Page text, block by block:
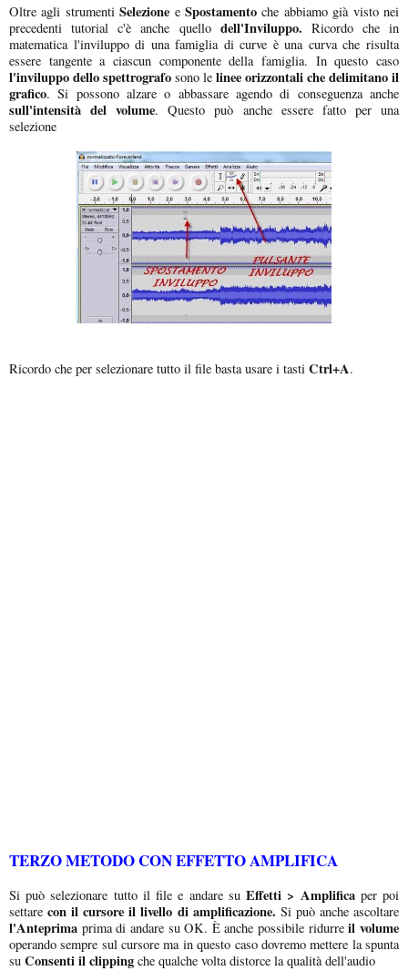
Oltre agli strumentiSelezione eSpostamento che abbiamo già visto nei
precedenti tutorial c'è anche quello dell'Inviluppo. Ricordo che in
matematica l'inviluppo di una famiglia di curve è una curva che risulta
essere tangente a ciascun componente della famiglia. In questo caso
l'inviluppo dello spettrografo sono le linee orizzontali che delimitano il
grafico. Si possono alzare o abbassare agendo di conseguenza anche
sull'intensità del volume. Questo può anche essere fatto per una
selezione
Ricordo che per selezionare tutto il file basta usare i tasti Ctrl+A.
TERZO METODO CON EFFETTO AMPLIFICA
Si può selezionare tutto il file e andare suEffetti > Amplificaper poi
settarecon il cursore il livello di amplificazione. Si può anche ascoltare
l'Anteprima prima di andare su OK. È anche possibile ridurreil volume
operando sempre sul cursore ma in questo caso dovremo mettere la spunta
su Consenti il clipping che qualche volta distorce la qualità dell'audio